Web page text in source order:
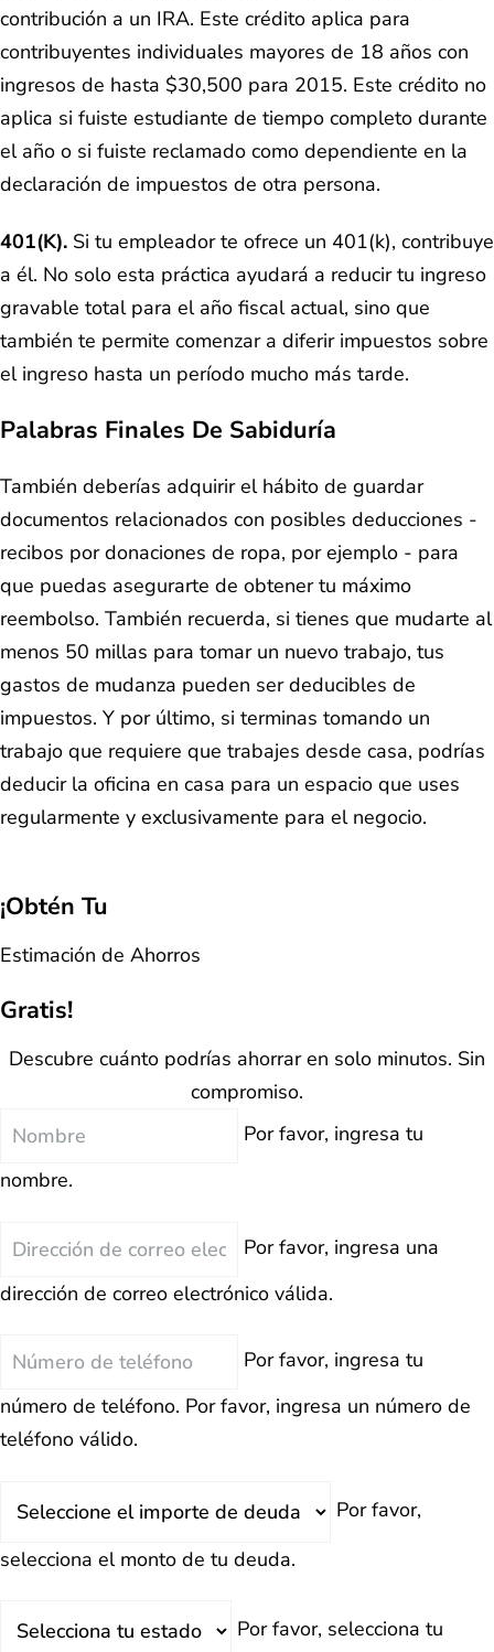
contribución a un IRA. Este crédito aplica para
contribuyentes individuales mayores de 18 años con
ingresos de hasta $30,500 para 2015. Este crédito no
aplica si fuiste estudiante de tiempo completo durante
el año o si fuiste reclamado como dependiente en la
declaración de impuestos de otra persona.
401(k). Si tu empleador te ofrece un 401(k), contribuye
a él. No solo esta práctica ayudará a reducir tu ingreso
gravable total para el año fiscal actual, sino que
también te permite comenzar a diferir impuestos sobre
el ingreso hasta un período mucho más tarde.
Palabras Finales De Sabiduría
También deberías adquirir el hábito de guardar
documentos relacionados con posibles deducciones -
recibos por donaciones de ropa, por ejemplo - para
que puedas asegurarte de obtener tu máximo
reembolso. También recuerda, si tienes que mudarte al
menos 50 millas para tomar un nuevo trabajo, tus
gastos de mudanza pueden ser deducibles de
impuestos. Y por último, si terminas tomando un
trabajo que requiere que trabajes desde casa, podrías
deducir la oficina en casa para un espacio que uses
regularmente y exclusivamente para el negocio.
¡Obtén Tu
Estimación de Ahorros
Gratis!
Descubre cuánto podrías ahorrar en solo minutos. Sin
compromiso.
Nombre
Por favor, ingresa tu
nombre.
Correo
Por favor, ingresa una
dirección de correo electrónico válida.
Teléfono
Por favor, ingresa tu
número de teléfono. Por favor, ingresa un número de
teléfono válido.
Por favor,
selecciona el monto de tu deuda.
Por favor, selecciona tu